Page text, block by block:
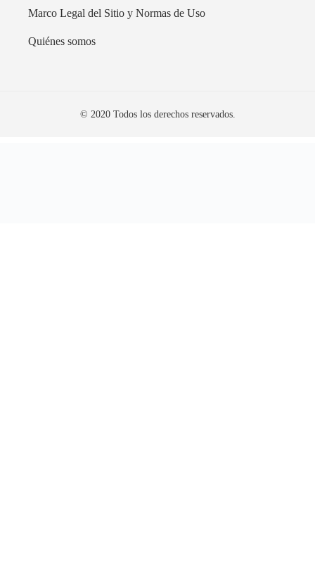
Marco Legal del Sitio y Normas de Uso
Quiénes somos
© 2020 Todos los derechos reservados.